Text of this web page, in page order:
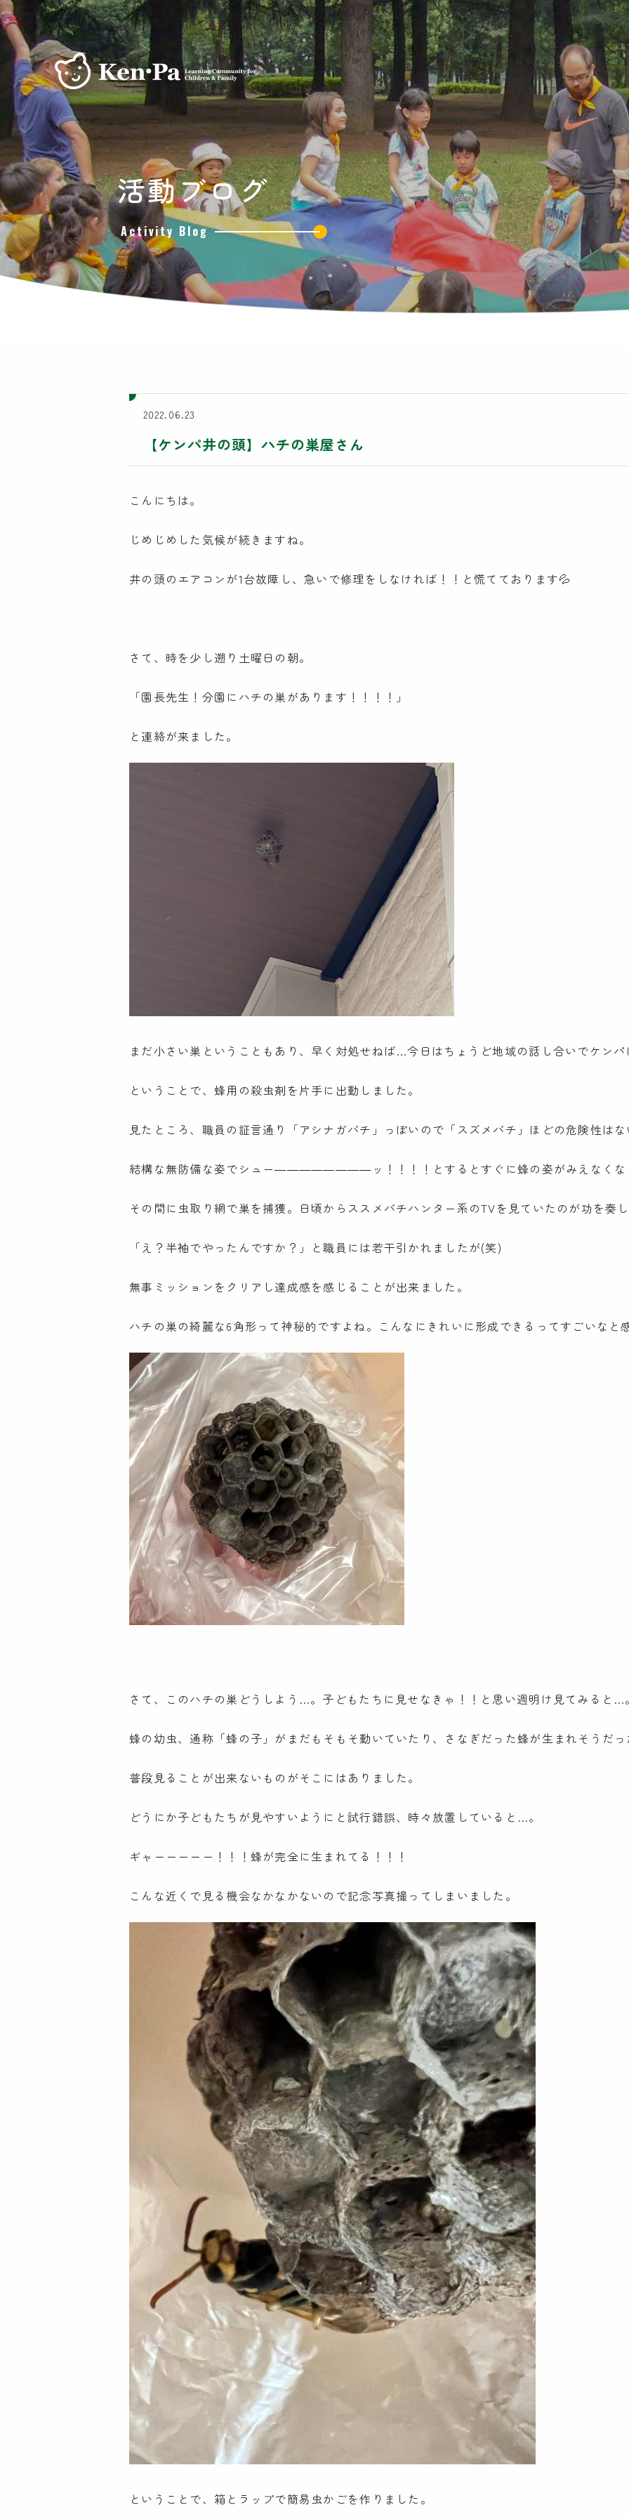
特定非営利活動法人
ケンパ・ラーニング・コミュニティ協会
〒181-0001
東京都三鷹市井の頭2-14-6
TEL:0120-307-115
FAX:0422-49-9850
ケンパの各園
ケンパ西馬込園
ケンパ高田園
ケンパ池上園
ケンパ井の頭本園・分園
チャイルドデイケア ケンパ井の頭
côté kenpa
ケンパのNPO活動
SDGs奨学金
イスラエル研修記
活動ブログ
Activity Blog
2022.06.23
【ケンパ井の頭】ハチの巣屋さん
こんにちは。
じめじめした気候が続きますね。
井の頭のエアコンが1台故障し、急いで修理をしなければ！！と慌てております💦
さて、時を少し遡り土曜日の朝。
「園長先生！分園にハチの巣があります！！！！」
と連絡が来ました。
まだ小さい巣ということもあり、早く対処せねば…今日はちょうど地域の話し合いでケンパ
ということで、蜂用の殺虫剤を片手に出動しました。
見たところ、職員の証言通り「アシナガバチ」っぽいので「スズメバチ」ほどの危険性は
結構な無防備な姿でシュー――――――――ッ！！！！とするとすぐに蜂の姿がみえなくなり
その間に虫取り網で巣を捕獲。日頃からススメバチハンター系のTVを見ていたのが功を奏
「え？半袖でやったんですか？」と職員には若干引かれましたが(笑)
無事ミッションをクリアし達成感を感じることが出来ました。
ハチの巣の綺麗な6角形って神秘的ですよね。こんなにきれいに形成できるってすごいなと
さて、このハチの巣どうしよう…。子どもたちに見せなきゃ！！と思い週明け見てみると…。
蜂の幼虫、通称「蜂の子」がまだもそもそ動いていたり、さなぎだった蜂が生まれそうだっ
普段見ることが出来ないものがそこにはありました。
どうにか子どもたちが見やすいようにと試行錯誤、時々放置していると…。
ギャーーーーー！！！蜂が完全に生まれてる！！！
こんな近くで見る機会なかなかないので記念写真撮ってしまいました。
ということで、箱とラップで簡易虫かごを作りました。